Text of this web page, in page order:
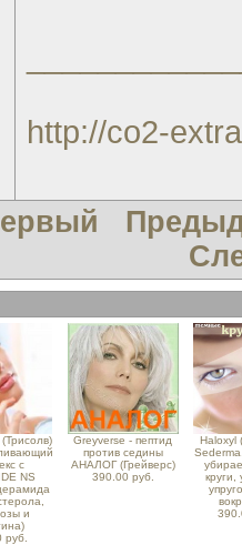
http://co2-
с
NS
и
руб.
Greyverse - пептид
против седины
АНАЛОГ (Грейверс)
390.00 руб.
Haloxyl
круги,